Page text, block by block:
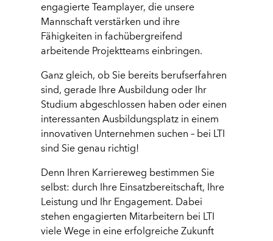
engagierte Teamplayer, die unsere
Mannschaft verstärken und ihre
Fähigkeiten in fachübergreifend
arbeitende Projektteams einbringen.
Ganz gleich, ob Sie bereits berufserfahren
sind, gerade Ihre Ausbildung oder Ihr
Studium abgeschlossen haben oder einen
interessanten Ausbildungsplatz in einem
innovativen Unternehmen suchen – bei LTI
sind Sie genau richtig!
Denn Ihren Karriereweg bestimmen Sie
selbst: durch Ihre Einsatzbereitschaft, Ihre
Leistung und Ihr Engagement. Dabei
stehen engagierten Mitarbeitern bei LTI
viele Wege in eine erfolgreiche Zukunft